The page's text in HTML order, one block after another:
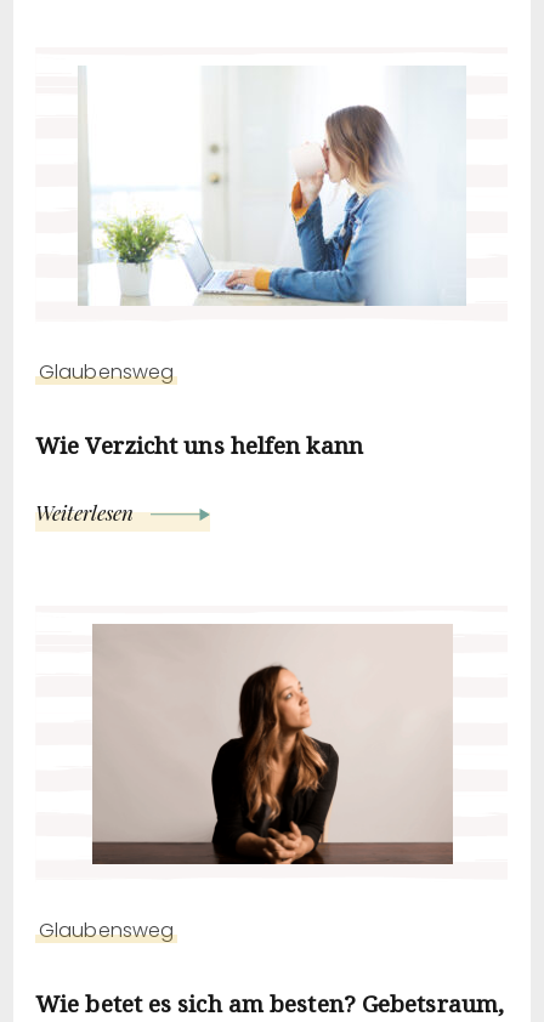
Glaubensweg
Wie Verzicht uns helfen kann
Weiterlesen
Glaubensweg
Wie betet es sich am besten? Gebetsraum,